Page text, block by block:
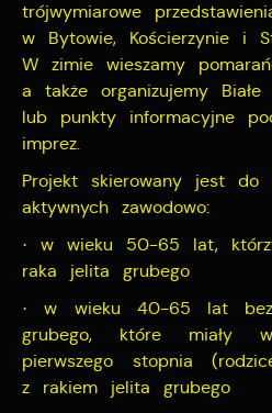
trójwymiarowe
w Bytowie, Kościerzynie i
W zimie wieszamy
a także organizujemy Białe
lub punkty informacyjne
imprez.
Projekt skierowany jest do
aktywnych zawodowo:
· w wieku 50-65 lat,
raka jelita grubego
· w wieku 40-65 lat
grubego, które miały
pierwszego stopnia
z rakiem jelita grubego